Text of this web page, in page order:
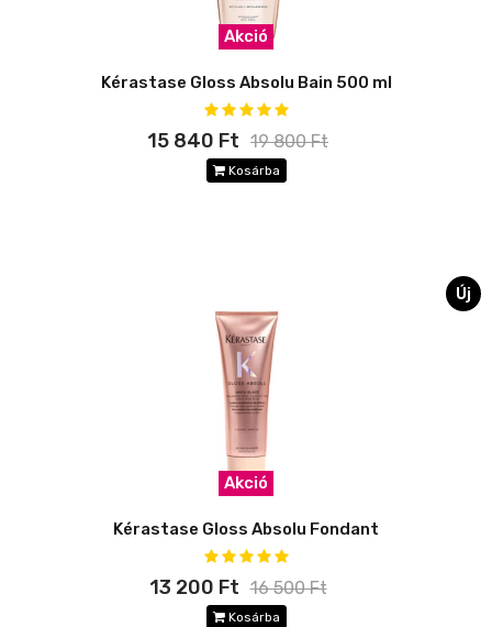
Akció
Kérastase Gloss Absolu Bain 500 ml
15 840 Ft 19 800 Ft
Kosárba
Új
Akció
Kérastase Gloss Absolu Fondant
13 200 Ft 16 500 Ft
Kosárba